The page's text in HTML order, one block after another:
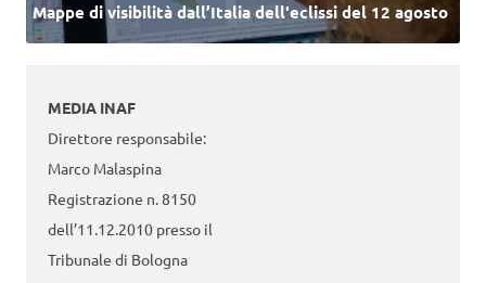
Mappe di visibilità dall’Italia dell'eclissi del 12 agosto
MEDIA INAF
Direttore responsabile:
Marco Malaspina
Registrazione n. 8150
dell’11.12.2010 presso il
Tribunale di Bologna